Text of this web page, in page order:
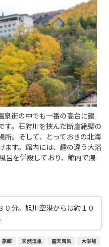
泉街の中でも一番の高台に建
す。石狩川を挟んだ断崖絶壁の
所。そして、とっておきの北海
ます。館内には、趣の違う大浴
呂を併設しており、館内で湯
０分。旭川空港からは約１０
旅館 天然温泉 露天風呂 大浴場